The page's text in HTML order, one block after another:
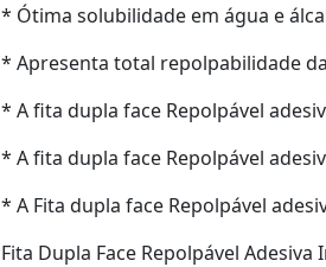
* Ótima solubilidade em água e
* Apresenta total repolpabilidade
* A fita dupla face Repolpável
* A fita dupla face Repolpável
* A Fita dupla face Repolpável
Fita Dupla Face Repolpável